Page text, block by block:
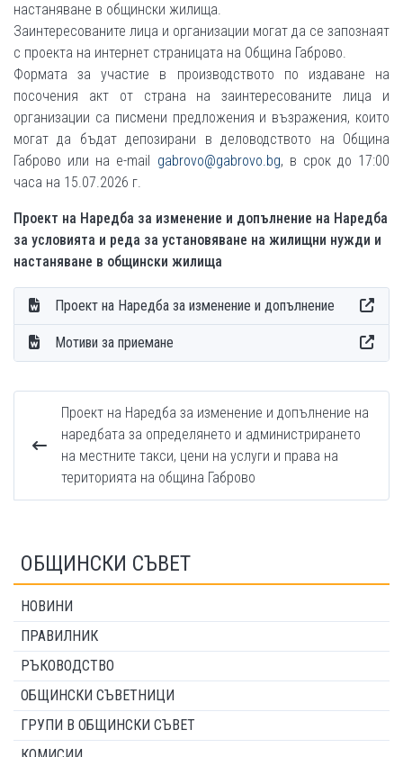
настаняване в общински жилища.
Заинтересованите лица и организации могат да се запознаят
с проекта на интернет страницата на Община Габрово.
Формата за участие в производството по издаване на
посочения акт от страна на заинтересованите лица и
организации са писмени предложения и възражения, които
могат да бъдат депозирани в деловодството на Община
Габрово или на e-mail gabrovo@gabrovo.bg, в срок до 17:00
часа на 15.07.2026 г.
Проект на Наредба за изменение и допълнение на Наредба
за условията и реда за установяване на жилищни нужди и
настаняване в общински жилища
Проект на Наредба за изменение и допълнение
Мотиви за приемане
Проект на Наредба за изменение и допълнение на
наредбата за определянето и администрирането
на местните такси, цени на услуги и права на
територията на община Габрово
ОБЩИНСКИ СЪВЕТ
НОВИНИ
ПРАВИЛНИК
РЪКОВОДСТВО
ОБЩИНСКИ СЪВЕТНИЦИ
ГРУПИ В ОБЩИНСКИ СЪВЕТ